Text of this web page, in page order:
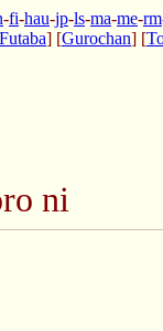
-fi-hau-jp-ls-ma-me-rm
Futaba] [Gurochan] [
ni